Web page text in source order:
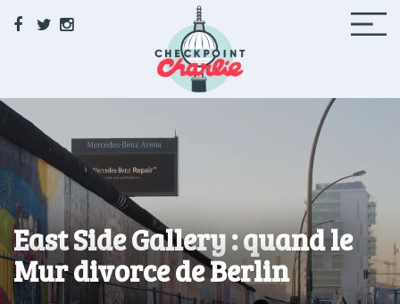
Le média de la 71 à Berlin
Facebook
Twitter
East Side Gallery : quand le
Mur divorce de Berlin